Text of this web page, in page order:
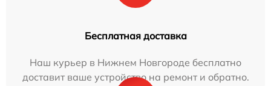
Бесплатная доставка
Наш курьер в Нижнем Новгороде бесплатно
доставит ваше устройство на ремонт и обратно.